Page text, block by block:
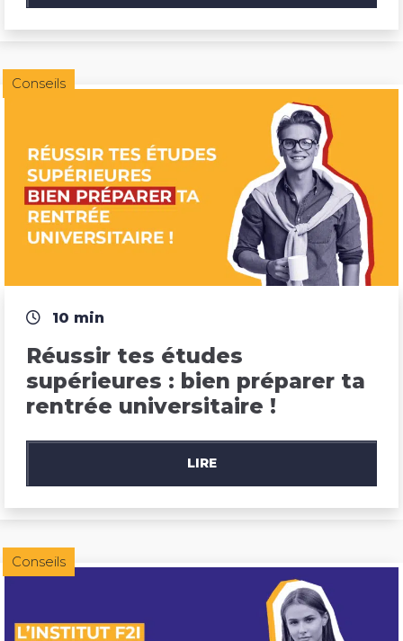
Conseils
10 min
Réussir tes études
supérieures : bien préparer ta
rentrée universitaire !
LIRE
Conseils